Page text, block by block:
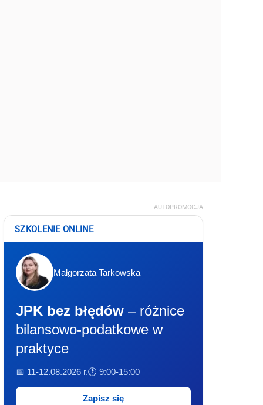
AUTOPROMOCJA
SZKOLENIE ONLINE
Małgorzata Tarkowska
JPK bez błędów – różnice
bilansowo-podatkowe w
praktyce
📅 11-12.08.2026 r.🕐 9:00-15:00
Zapisz się